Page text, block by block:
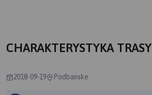
CHARAKTERYSTYKA TRASY
2018-09-19 Podbanske